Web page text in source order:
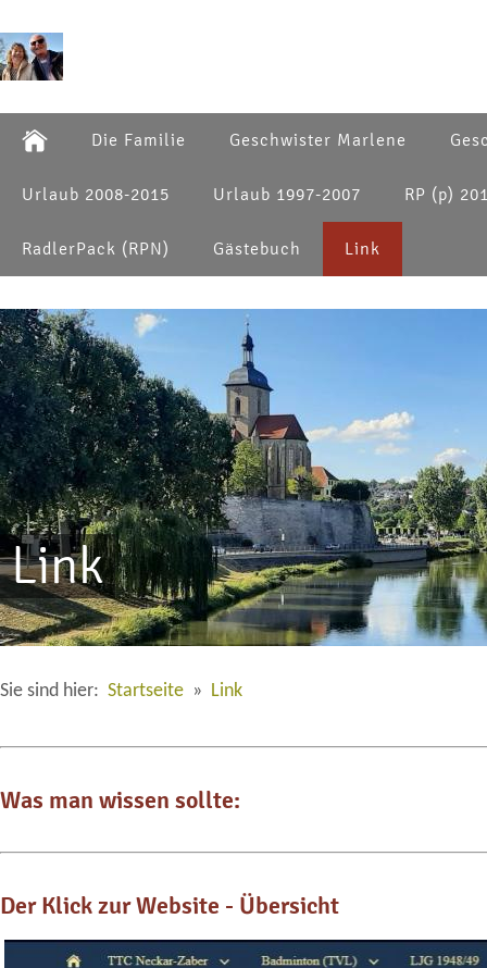
Die Familie Geschwister Marlene
Urlaub 2008-2015 Urlaub 1997-2007 RP (p)
RadlerPack (RPN) Gästebuch Link
Link
Sie sind hier: Startseite » Link
Was man wissen sollte:
Der Klick zur Website - Übersicht